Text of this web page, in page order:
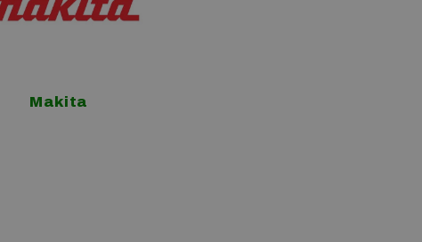
Makita